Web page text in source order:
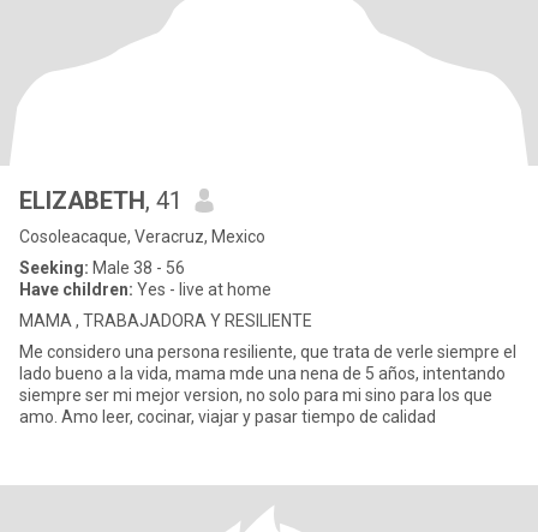
ELIZABETH, 41
Cosoleacaque, Veracruz, Mexico
Seeking: Male 38 - 56
Have children: Yes - live at home
MAMA , TRABAJADORA Y RESILIENTE
Me considero una persona resiliente, que trata de verle siempre el
lado bueno a la vida, mama mde una nena de 5 años, intentando
siempre ser mi mejor version, no solo para mi sino para los que
amo. Amo leer, cocinar, viajar y pasar tiempo de calidad